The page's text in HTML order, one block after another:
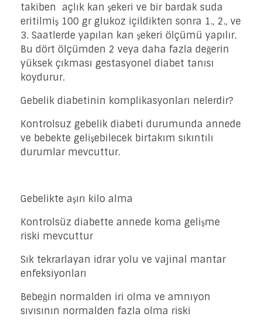
takiben açlık kan şekeri ve bir bardak suda
eritilmiş 100 gr glukoz içildikten sonra 1., 2., ve
3. Saatlerde yapılan kan şekeri ölçümü yapılır.
Bu dört ölçümden 2 veya daha fazla değerin
yüksek çıkması gestasyonel diabet tanısı
koydurur.
Gebelik diabetinin komplikasyonları nelerdir?
Kontrolsuz gebelik diabeti durumunda annede
ve bebekte gelişebilecek birtakım sıkıntılı
durumlar mevcuttur.
Gebelikte aşırı kilo alma
Kontrolsüz diabette annede koma gelişme
riski mevcuttur
Sık tekrarlayan idrar yolu ve vajinal mantar
enfeksiyonları
Bebeğin normalden iri olma ve amnıyon
sıvısının normalden fazla olma riski